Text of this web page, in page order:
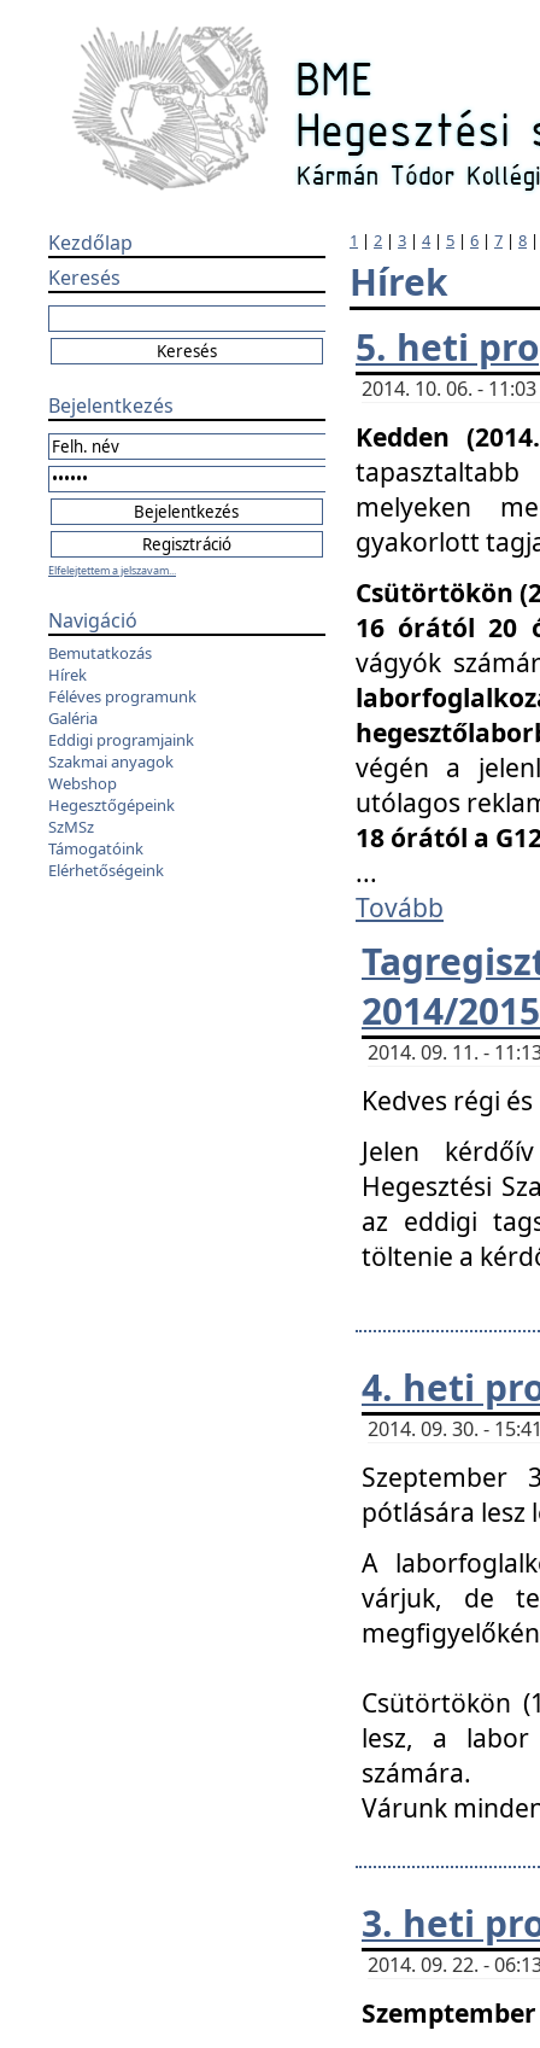
Kezdőlap
Keresés
Bejelentkezés
Elfelejtettem a jelszavam...
Navigáció
Bemutatkozás
Hírek
Féléves programunk
Galéria
Eddigi programjaink
Szakmai anyagok
Webshop
Hegesztőgépeink
SzMSz
Támogatóink
Elérhetőségeink
1 | 2 | 3 | 4| 5 | 6 | 7 | 8
Hírek
5. heti
2014. 10. 06. -
Kedden
melyeken
gyakorlott
Csütörtökön
16 órától 20
vágyók
végén a
utólagos
18 órától a
...
Tovább
2014/
2014. 09. 11. -
Kedves régi
Jelen
Hegesztési
az eddigi
töltenie a
4. heti
2014. 09. 30. -
Szeptember
pótlására lesz
A
várjuk, de
Csütörtökön
lesz, a labor
számára.
Várunk
3. heti
2014. 09. 22. -